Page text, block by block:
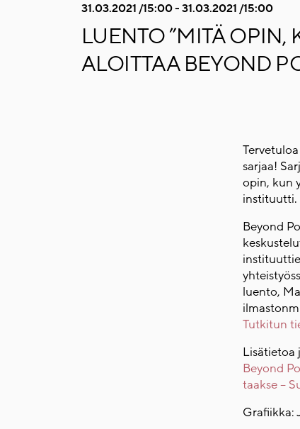
31.03.2021 /15:00 - 31.03.2021 /15:00
LUENTO ”MITÄ OPIN,
ALOITTAA BEYOND
sarjaa!
opin, kun
instituutti.
Beyond
luento,
Tutkitun
Lisätietoa
Beyond
taakse –
Grafiikka: